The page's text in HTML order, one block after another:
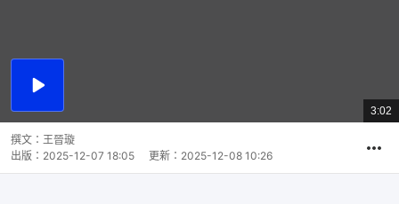
播
總
共
3:02
撰文： 王晉璇
出版： 2025-12-07 18:05 更新： 2025-12-08 10:26